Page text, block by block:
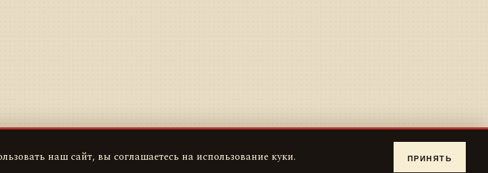
наш сайт, вы соглашаетесь на использование куки. ПРИНЯТЬ